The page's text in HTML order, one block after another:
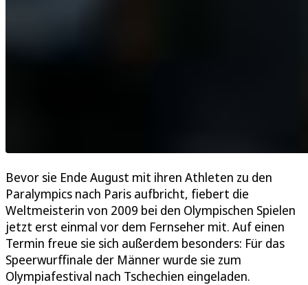
Bevor sie Ende August mit ihren Athleten zu den
Paralympics nach Paris aufbricht, fiebert die
Weltmeisterin von 2009 bei den Olympischen Spielen
jetzt erst einmal vor dem Fernseher mit. Auf einen
Termin freue sie sich außerdem besonders: Für das
Speerwurffinale der Männer wurde sie zum
Olympiafestival nach Tschechien eingeladen.